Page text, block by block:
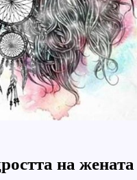
на жената